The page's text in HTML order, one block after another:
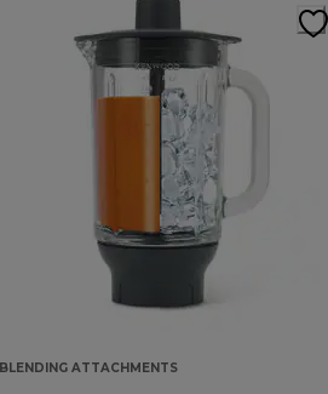
BLENDING ATTACHMENTS